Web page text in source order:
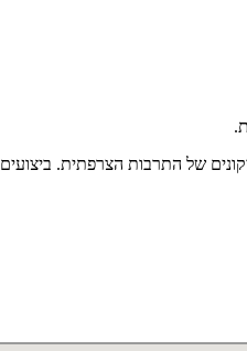
של התרבות הצרפתית.